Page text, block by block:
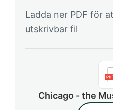
Ladda ner PDF för
utskrivbar fil
Chicago - the